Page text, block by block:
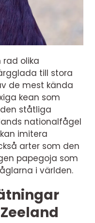
rad olika
till stora
de mest kända
kean som
ståtliga
nationalfågel
imitera
arter som den
papegoja som
i världen.